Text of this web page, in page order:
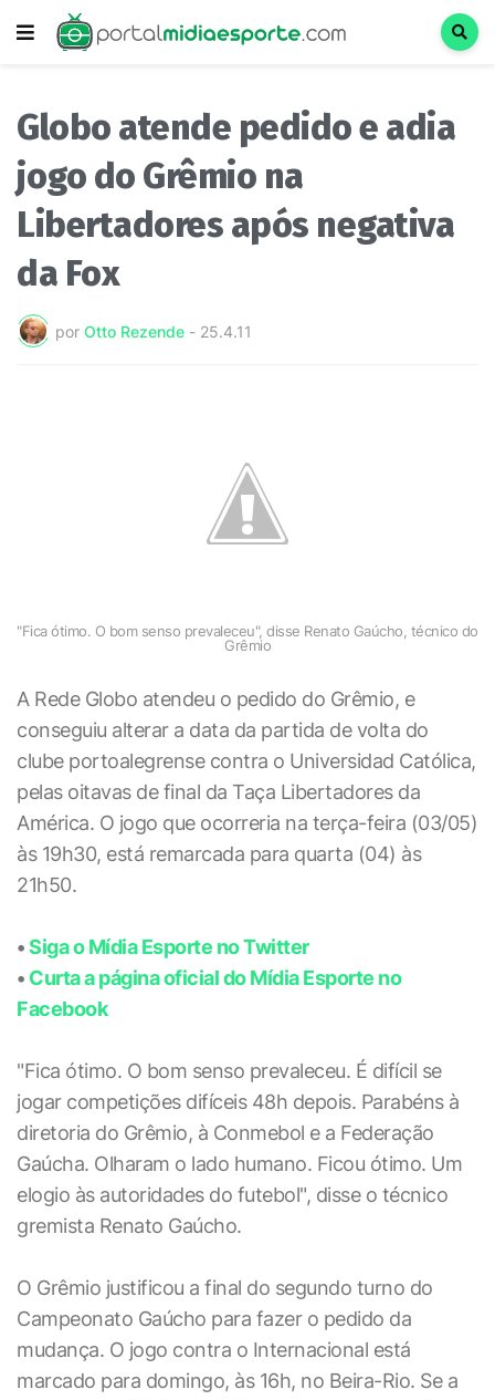
Globo atende pedido e adia
jogo do Grêmio na
Libertadores após negativa
da Fox
por Otto Rezende - 25.4.11
"Fica ótimo. O bom senso prevaleceu", disse Renato Gaúcho, técnico do
Grêmio
A Rede Globo atendeu o pedido do Grêmio, e
conseguiu alterar a data da partida de volta do
clube portoalegrense contra o Universidad Católica,
pelas oitavas de final da Taça Libertadores da
América. O jogo que ocorreria na terça-feira (03/05)
às 19h30, está remarcada para quarta (04) às
21h50.
•Siga o Mídia Esporte no Twitter
• Curta a página oficial do Mídia Esporte no
Facebook
"Fica ótimo. O bom senso prevaleceu. É difícil se
jogar competições difíceis 48h depois. Parabéns à
diretoria do Grêmio, à Conmebol e a Federação
Gaúcha. Olharam o lado humano. Ficou ótimo. Um
elogio às autoridades do futebol", disse o técnico
gremista Renato Gaúcho.
O Grêmio justificou a final do segundo turno do
Campeonato Gaúcho para fazer o pedido da
mudança. O jogo contra o Internacional está
marcado para domingo, às 16h, no Beira-Rio. Se a